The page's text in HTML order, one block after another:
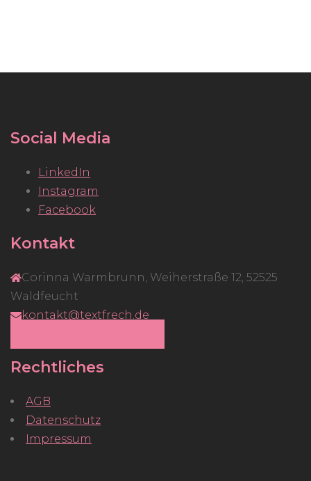
Social Media
LinkedIn
Instagram
Facebook
Kontakt
Corinna Warmbrunn, Weiherstraße 12, 52525
Waldfeucht
kontakt@textfrech.de
Rechtliches
AGB
Datenschutz
Impressum